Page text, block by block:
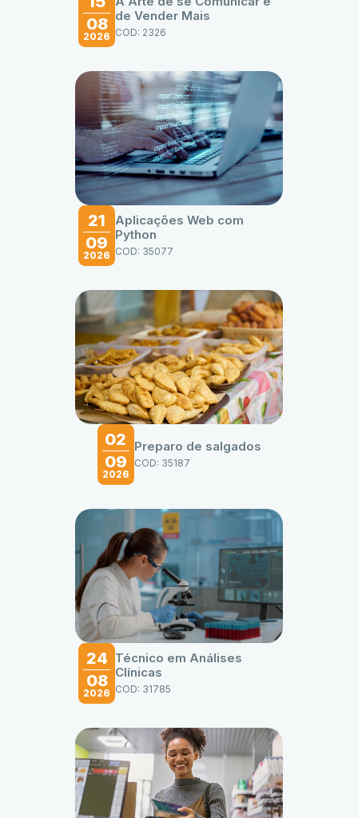
08
2026
de Vender Mais
COD: 2326
21
09
2026
Aplicações Web com
Python
COD: 35077
02
09
2026
Preparo de salgados
COD: 35187
24
08
2026
Técnico em Análises
Clínicas
COD: 31785